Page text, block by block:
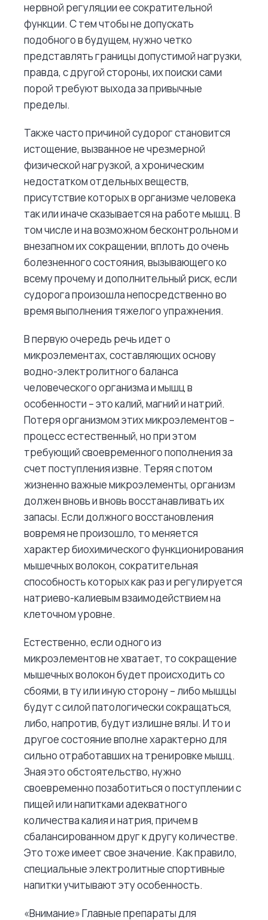
нервной регуляции ее сократительной
функции. С тем чтобы не допускать
подобного в будущем, нужно четко
представлять границы допустимой нагрузки,
правда, с другой стороны, их поиски сами
порой требуют выхода за привычные
пределы.
Также часто причиной судорог становится
истощение, вызванное не чрезмерной
физической нагрузкой, а хроническим
недостатком отдельных веществ,
присутствие которых в организме человека
так или иначе сказывается на работе мышц. В
том числе и на возможном бесконтрольном и
внезапном их сокращении, вплоть до очень
болезненного состояния, вызывающего ко
всему прочему и дополнительный риск, если
судорога произошла непосредственно во
время выполнения тяжелого упражнения.
В первую очередь речь идет о
микроэлементах, составляющих основу
водно-электролитного баланса
человеческого организма и мышц в
особенности – это калий, магний и натрий.
Потеря организмом этих микроэлементов –
процесс естественный, но при этом
требующий своевременного пополнения за
счет поступления извне. Теряя с потом
жизненно важные микроэлементы, организм
должен вновь и вновь восстанавливать их
запасы. Если должного восстановления
вовремя не произошло, то меняется
характер биохимического функционирования
мышечных волокон, сократительная
способность которых как раз и регулируется
натриево-калиевым взаимодействием на
клеточном уровне.
Естественно, если одного из
микроэлементов не хватает, то сокращение
мышечных волокон будет происходить со
сбоями, в ту или иную сторону – либо мышцы
будут с силой патологически сокращаться,
либо, напротив, будут излишне вялы. И то и
другое состояние вполне характерно для
сильно отработавших на тренировке мышц.
Зная это обстоятельство, нужно
своевременно позаботиться о поступлении с
пищей или напитками адекватного
количества калия и натрия, причем в
сбалансированном друг к другу количестве.
Это тоже имеет свое значение. Как правило,
специальные электролитные спортивные
напитки учитывают эту особенность.
«Внимание» Главные препараты для